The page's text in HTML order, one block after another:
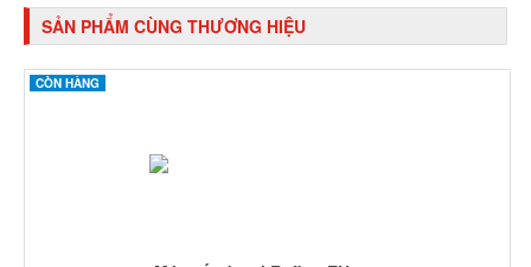
SẢN PHẨM CÙNG THƯƠNG HIỆU
CÒN HÀNG